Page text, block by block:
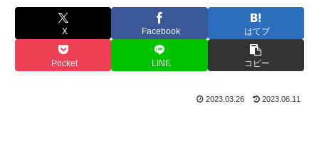
X Facebook はてブ
Pocket LINE コピー
2023.03.26 2023.06.11